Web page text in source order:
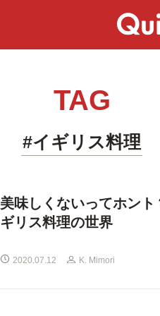
TAG
#イギリス料理
美味しくないってホン
ギリス料理の世界
2020.07.12 K. Mimori